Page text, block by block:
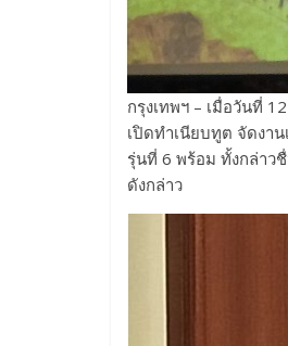
กรุงเทพฯ – เมื่อวันที่
เปิดทำเนียบทูต จัดงา
รุ่นที่ 6 พร้อม ทั้งกล่าว
ดังกล่าว